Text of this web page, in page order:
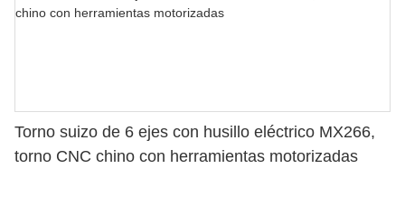
Torno suizo de 6 ejes con husillo eléctrico MX266,
torno CNC chino con herramientas motorizadas